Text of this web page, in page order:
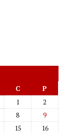
C
P
1
2
8
9
15
16